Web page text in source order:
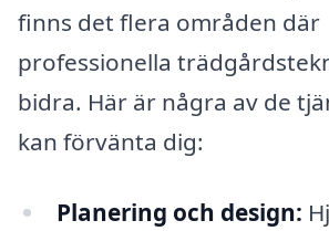
finns det flera områden där
professionella
bidra. Här är några av de
kan förvänta dig:
Planering och design: